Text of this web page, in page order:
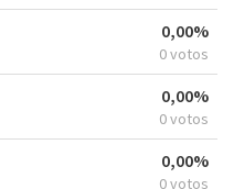
0,00%
0 votos
0,00%
0 votos
0,00%
0 votos